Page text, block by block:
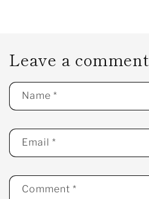
Leave a comment
Name *
Email *
Comment *